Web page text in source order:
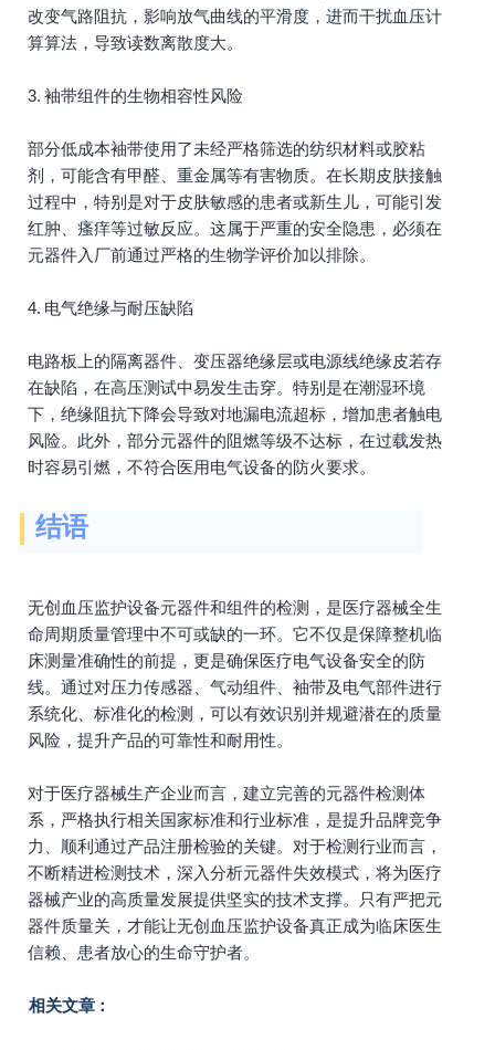
改变气路阻抗，影响放气曲线的平滑度，进而干扰血压计
算算法，导致读数离散度大。
3. 袖带组件的生物相容性风险
部分低成本袖带使用了未经严格筛选的纺织材料或胶粘
剂，可能含有甲醛、重金属等有害物质。在长期皮肤接触
过程中，特别是对于皮肤敏感的患者或新生儿，可能引发
红肿、瘙痒等过敏反应。这属于严重的安全隐患，必须在
元器件入厂前通过严格的生物学评价加以排除。
4. 电气绝缘与耐压缺陷
电路板上的隔离器件、变压器绝缘层或电源线绝缘皮若存
在缺陷，在高压测试中易发生击穿。特别是在潮湿环境
下，绝缘阻抗下降会导致对地漏电流超标，增加患者触电
风险。此外，部分元器件的阻燃等级不达标，在过载发热
时容易引燃，不符合医用电气设备的防火要求。
结语
无创血压监护设备元器件和组件的检测，是医疗器械全生
命周期质量管理中不可或缺的一环。它不仅是保障整机临
床测量准确性的前提，更是确保医疗电气设备安全的防
线。通过对压力传感器、气动组件、袖带及电气部件进行
系统化、标准化的检测，可以有效识别并规避潜在的质量
风险，提升产品的可靠性和耐用性。
对于医疗器械生产企业而言，建立完善的元器件检测体
系，严格执行相关国家标准和行业标准，是提升品牌竞争
力、顺利通过产品注册检验的关键。对于检测行业而言，
不断精进检测技术，深入分析元器件失效模式，将为医疗
器械产业的高质量发展提供坚实的技术支撑。只有严把元
器件质量关，才能让无创血压监护设备真正成为临床医生
信赖、患者放心的生命守护者。
相关文章：